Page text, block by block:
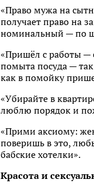
«Право мужа на
получает право на
номинальный — по
«Пришёл с работы —
помыта посуда —
как в помойку
«Убирайте в
люблю порядок и
«Прими аксиому:
поверишь в это,
бабские хотелки».
Красота и